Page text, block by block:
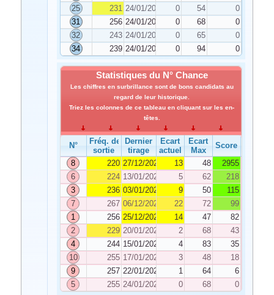
25
231 24/01/2024 0 54
0
31
256 24/01/2024 0 68
0
32
243 24/01/2024 0 65
0
34
239 24/01/2024 0 94 0
Statistiques du N° Chance
Les chiffres en surbrillance sont de bons candidats au
regard de leur historique.
Triez les colonnes de ce tableau en cliquant sur les en-
têtes.
N°
Fréq. de
sortie
Dernier
tirage
Ecart
actuel
Ecart
Max
Score
8
220 27/12/2023 13 48
2955
6
224 13/01/2024 5 62
218
3
236 03/01/2024 9 50
115
7
267 06/12/2023 22 72
99
1
256 25/12/2023 14 47
82
2
229 20/01/2024 2 68
43
4
244 15/01/2024 4 83
35
10
255 17/01/2024 3 48
18
9
257 22/01/2024 1 64
6
5
255 24/01/2024 0 68 0